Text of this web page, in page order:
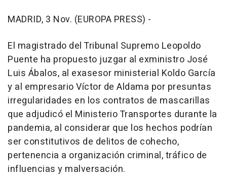
MADRID, 3 Nov. (EUROPA PRESS) -
El magistrado del Tribunal Supremo Leopoldo
Puente ha propuesto juzgar al exministro José
Luis Ábalos, al exasesor ministerial Koldo García
y al empresario Víctor de Aldama por presuntas
irregularidades en los contratos de mascarillas
que adjudicó el Ministerio Transportes durante la
pandemia, al considerar que los hechos podrían
ser constitutivos de delitos de cohecho,
pertenencia a organización criminal, tráfico de
influencias y malversación.